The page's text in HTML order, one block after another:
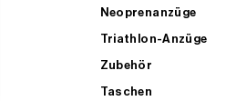
Neoprenanzüge
Triathlon-Anzüge
Zubehör
Taschen